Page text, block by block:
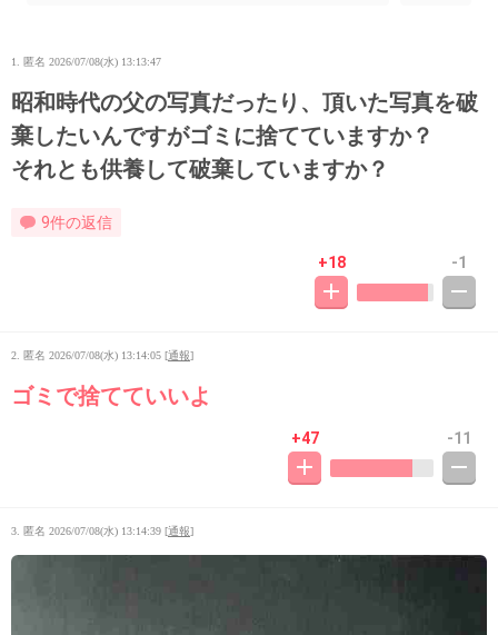
1. 匿名 2026/07/08(水) 13:13:47
昭和時代の父の写真だったり、頂いた写真を破
棄したいんですがゴミに捨てていますか？
それとも供養して破棄していますか？
9件の返信
+18 -1
2. 匿名 2026/07/08(水) 13:14:05 [通報]
ゴミで捨てていいよ
+47 -11
3. 匿名 2026/07/08(水) 13:14:39 [通報]